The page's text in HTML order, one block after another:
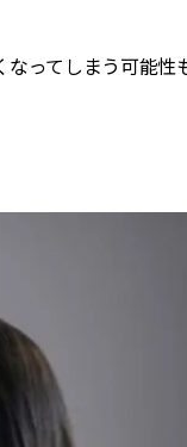
なってしまう可能性